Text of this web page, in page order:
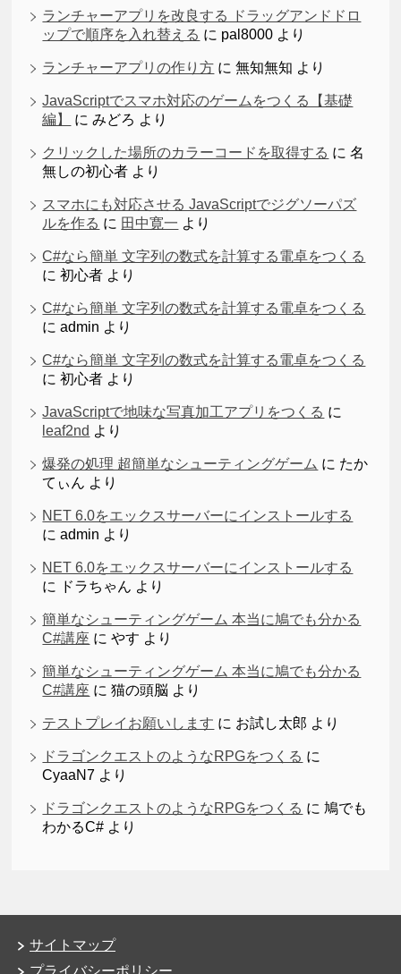
ランチャーアプリを改良する ドラッグアンドドロ
ップで順序を入れ替える に pal8000 より
ランチャーアプリの作り方 に無知無知 より
JavaScriptでスマホ対応のゲームをつくる【基礎
編】
にみどろ より
クリックした場所のカラーコードを取得する に名
無しの初心者 より
スマホにも対応させる JavaScriptでジグソーパズ
ルを作る に 田中寛一 より
C#なら簡単 文字列の数式を計算する電卓をつくる
に初心者 より
C#なら簡単 文字列の数式を計算する電卓をつくる
にadmin より
C#なら簡単 文字列の数式を計算する電卓をつくる
に初心者 より
JavaScriptで地味な写真加工アプリをつくる に
leaf2nd より
爆発の処理 超簡単なシューティングゲーム に たか
てぃん より
NET 6.0をエックスサーバーにインストールする
にadmin より
NET 6.0をエックスサーバーにインストールする
に
ドラちゃん より
簡単なシューティングゲーム 本当に鳩でも分かる
C#講座 にやす より
簡単なシューティングゲーム 本当に鳩でも分かる
C#講座 に猫の頭脳 より
テストプレイお願いします に お試し太郎 より
ドラゴンクエストのようなRPGをつくる に
CyaaN7 より
ドラゴンクエストのようなRPGをつくる に鳩でも
わかるC# より
サイトマップ
プライバシーポリシー